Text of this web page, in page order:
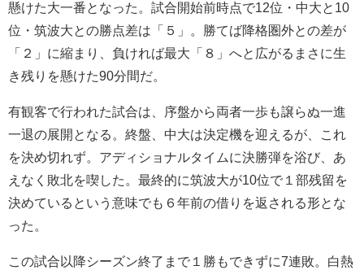
懸けた大一番となった。試合開始前時点で12位・中大と10
位・筑波大との勝点差は「５」。勝てば降格圏外との差が
「２」に縮まり、負ければ最大「８」へと広がるまさに生
き残りを懸けた90分間だ。
有観客で行われた試合は、序盤から両者一歩も譲らぬ一進
一退の展開となる。終盤、中大は決定機を迎えるが、これ
を決め切れず。アディショナルタイムに決勝弾を浴び、あ
えなく敗北を喫した。最終的に筑波大が10位で１部残留を
決めているという意味でも６年前の借りを返される形とな
った。
この試合以降シーズン終了まで１勝もできずに7連敗。白熱